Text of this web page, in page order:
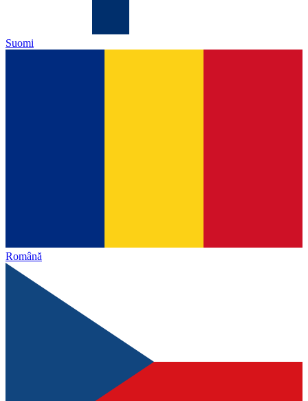
Suomi
Română